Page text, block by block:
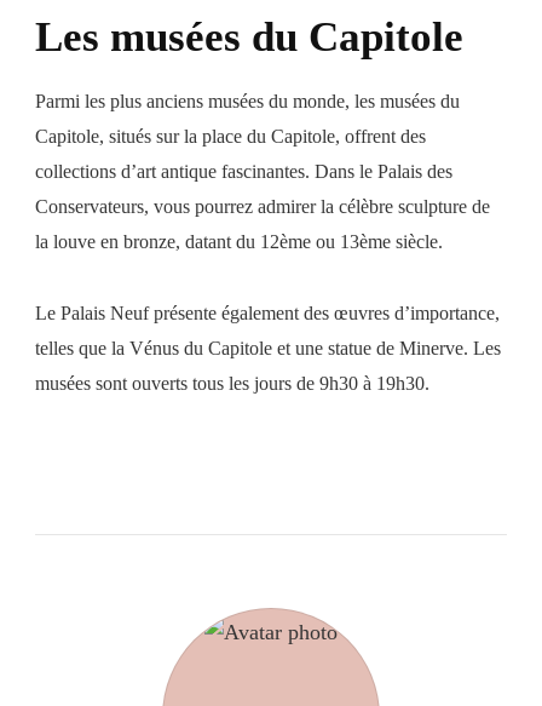
Les musées du Capitole
Parmi les plus anciens musées du monde, les musées du
Capitole, situés sur la place du Capitole, offrent des
collections d’art antique fascinantes. Dans le Palais des
Conservateurs, vous pourrez admirer la célèbre sculpture de
la louve en bronze, datant du 12ème ou 13ème siècle.
Le Palais Neuf présente également des œuvres d’importance,
telles que la Vénus du Capitole et une statue de Minerve. Les
musées sont ouverts tous les jours de 9h30 à 19h30.